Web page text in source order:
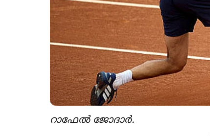
റാഫേൽ ജോദാർ.